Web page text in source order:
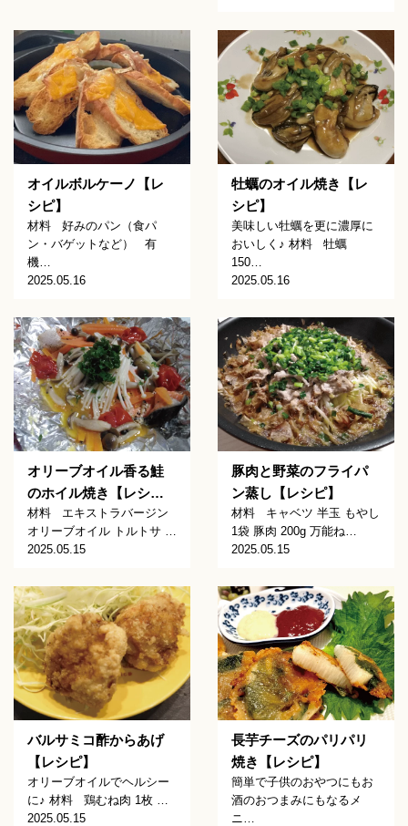
オイルボルケーノ【レ
シピ】
材料 好みのパン（食パ
ン・バゲットなど） 有
機…
2025.05.16
牡蠣のオイル焼き【レ
シピ】
美味しい牡蠣を更に濃厚に
おいしく♪ 材料 牡蠣
150…
2025.05.16
オリーブオイル香る鮭
のホイル焼き【レシ…
材料 エキストラバージン
オリーブオイル トルトサ …
2025.05.15
豚肉と野菜のフライパ
ン蒸し【レシピ】
材料 キャベツ 半玉 もやし
1袋 豚肉 200g 万能ね…
2025.05.15
バルサミコ酢からあげ
【レシピ】
オリーブオイルでヘルシー
に♪ 材料 鶏むね肉 1枚 …
2025.05.15
長芋チーズのパリパリ
焼き【レシピ】
簡単で子供のおやつにもお
酒のおつまみにもなるメ
ニ…